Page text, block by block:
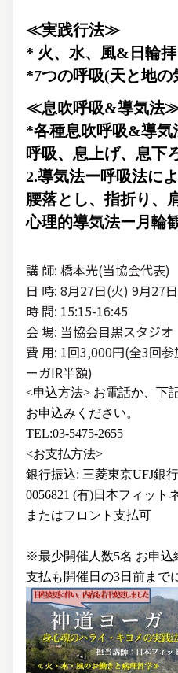
≪実践行法≫
* 火、水、風&日輪拝
*7つの呼吸(天と地の
≪息吹呼吸&導気法
*各種息吹呼吸&導気
呼吸、息上げ、息下
2.導気法ー呼吸法に
腰落とし、指折り、
心理的導気法ー月輪
講 師: 橋本光(当協会代表)
日 時: 8月27日(火) 9月27
時 間: 15:15-16:45
会 場: 当協会目黒スタジオ
費 用: 1回3,000円(全3回
ーガIR半額)
<申込方法> お電話か、下
お申込みください。
TEL:03-5475-2655
<お支払方法>
銀行振込: 三菱東京UFJ銀
0056821 (有)日本フィット
またはフロント支払可
※最少開催人数5名 お申込
支払も開催日の3日前まで